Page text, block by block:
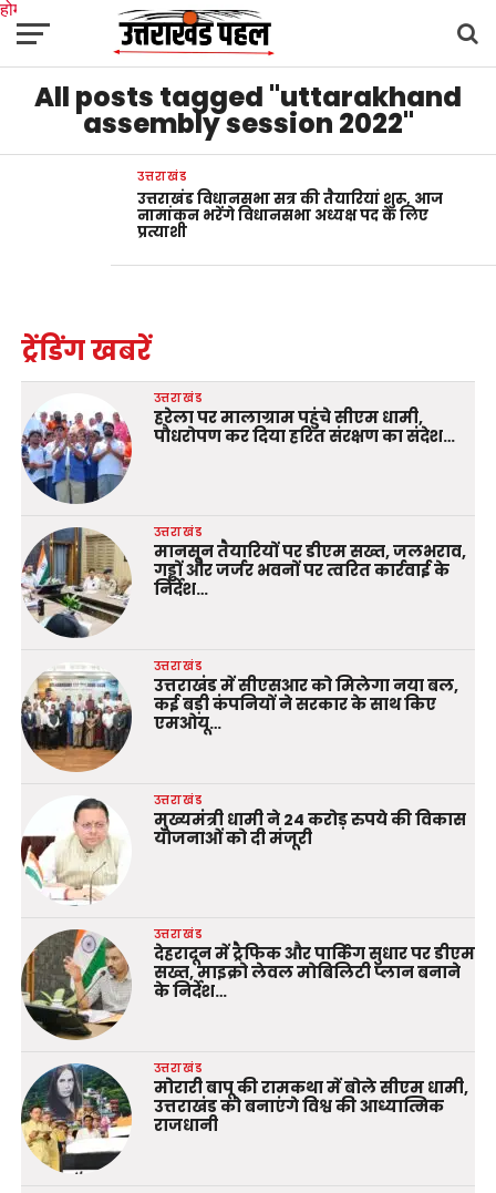
होम
उत्तराखंडअल्मोड़ाउत्तरकाशीउधम सिंह नगरचंपावतचमोलीटिहरी गढ़वाल
देहरादून नैनीतालपिथौरागढ़ पौड़ी गढ़वालबागेश्वररुद्रप्रयाग हरिद्वारदेशदुनिया
मनोरंजनAll posts tagged "uttarakhand
assembly session 2022"
उत्तराखंड
उत्तराखंड विधानसभा सत्र की तैयारियां शुरू, आज
नामांकन भरेंगे विधानसभा अध्यक्ष पद के लिए
प्रत्याशी
ट्रेंडिंग खबरें
उत्तराखंड
हरेला पर मालाग्राम पहुंचे सीएम धामी,
पौधरोपण कर दिया हरित संरक्षण का संदेश…
उत्तराखंड
मानसून तैयारियों पर डीएम सख्त, जलभराव,
गड्ढों और जर्जर भवनों पर त्वरित कार्रवाई के
निर्देश…
उत्तराखंड
उत्तराखंड में सीएसआर को मिलेगा नया बल,
कई बड़ी कंपनियों ने सरकार के साथ किए
एमओयू…
उत्तराखंड
मुख्यमंत्री धामी ने 24 करोड़ रुपये की विकास
योजनाओं को दी मंजूरी
उत्तराखंड
देहरादून में ट्रैफिक और पार्किंग सुधार पर डीएम
सख्त, माइक्रो लेवल मोबिलिटी प्लान बनाने
के निर्देश…
उत्तराखंड
मोरारी बापू की रामकथा में बोले सीएम धामी,
उत्तराखंड को बनाएंगे विश्व की आध्यात्मिक
राजधानी